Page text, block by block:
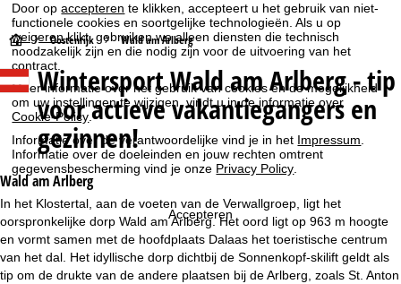
Door opaccepteren te klikken, accepteert u het gebruik van niet-
functionele cookies en soortgelijke technologieën. Als u op
weigerenklikt, gebruiken we alleen diensten die technisch
noodzakelijk zijn en die nodig zijn voor de uitvoering van het
contract.
Meer informatie over het gebruik van cookies en de mogelijkheid
om uw instellingen te wijzigen, vindt u in de informatie over
Cookie-Policy.
Informatie over de verantwoordelijke vind je in het Impressum
Informatie over de doeleinden en jouw rechten omtrent
gegevensbescherming vind je onze Privacy Policy
Accepteren
S
t
a
r
t
p
a
Oostenrijk Wald am Arlberg
WintersportWald am Arlberg - tip
voor actieve vakantiegangers en
gezinnen!
Wald am Arlberg
In het Klostertal, aan de voeten van de Verwallgroep, ligt het
oorspronkelijke dorp Wald am Arlberg. Het oord ligt op 963 m hoogte
en vormt samen met de hoofdplaats Dalaas het toeristische centrum
van het dal. Het idyllische dorp dichtbij de Sonnenkopf-skilift geldt als
tip om de drukte van de andere plaatsen bij de Arlberg, zoals St. Anton